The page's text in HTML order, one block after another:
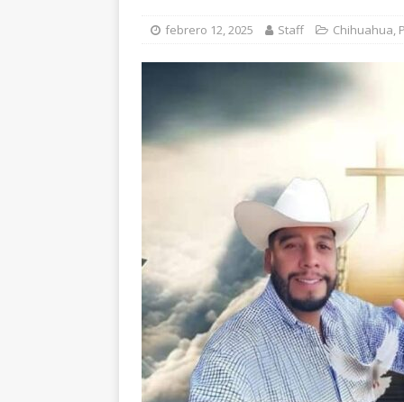
[ agosto 8, 2026 ]
CHIHUAHUA
febrero 12, 2025 Staff Chihuahua,